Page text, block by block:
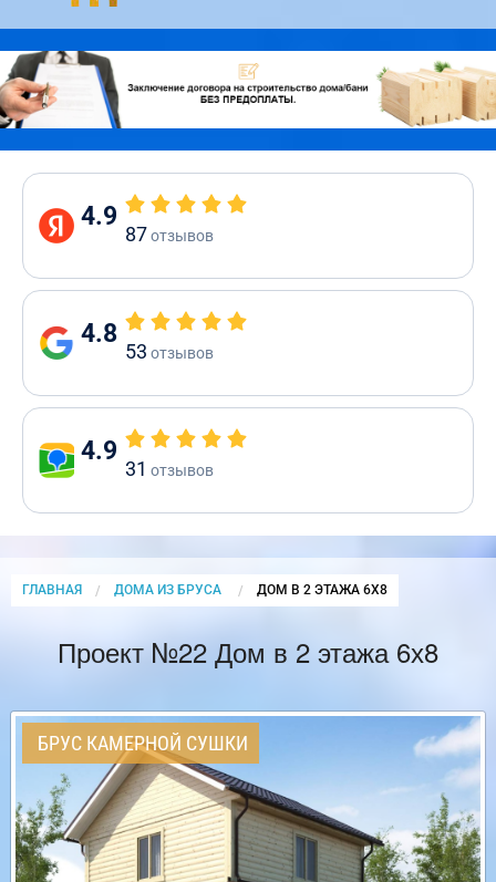
4.9
87отзывов
4.8
53 отзывов
4.9
31 отзывов
ГЛАВНАЯ ДОМА ИЗ БРУСА CURRENT:
ДОМ В 2 ЭТАЖА 6Х8
Проект №22 Дом в 2 этажа 6х8
БРУС КАМЕРНОЙ СУШКИ